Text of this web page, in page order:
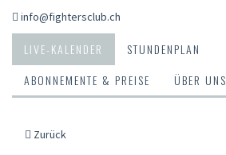
info@fightersclub.ch
LIVE-KALENDER
STUNDENPLAN
ABONNEMENTE & PREISE
ÜBER UNS
Zurück